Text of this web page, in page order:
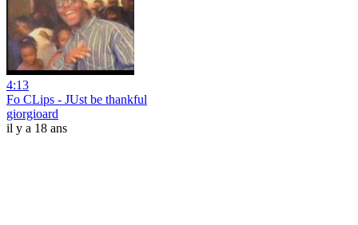
4:13
Fo CLips - JUst be thankful
giorgioard
il y a 18 ans